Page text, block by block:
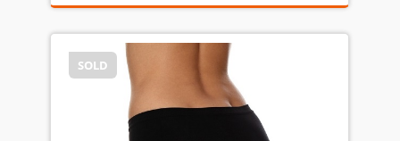
SOLD